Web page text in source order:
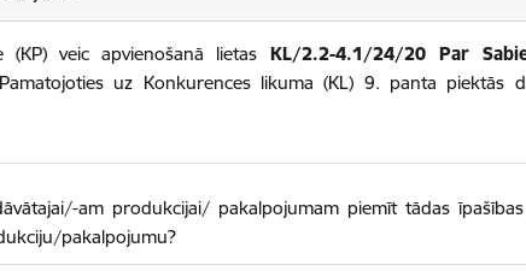
(KP) veic apvienošanā lietas KL/2.2-4.1/24/20 Par
uz Konkurences likuma (KL) 9. panta piektās
am produkcijai/ pakalpojumam piemīt tādas īpašības
pakalpojumu?